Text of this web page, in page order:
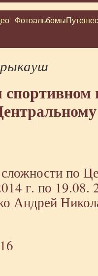
Фотоальбомы
по
г. по 19.08.
Андрей